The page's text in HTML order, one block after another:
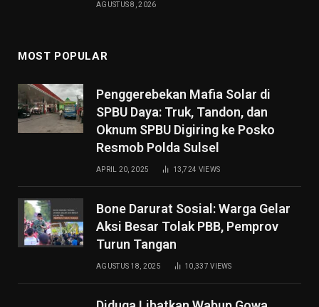
AGUSTUS 8, 2026
MOST POPULAR
Penggerebekan Mafia Solar di
SPBU Daya: Truk, Tandon, dan
Oknum SPBU Digiring ke Posko
Resmob Polda Sulsel
APRIL 20, 2025 13,724 VIEWS
Bone Darurat Sosial: Warga Gelar
Aksi Besar Tolak PBB, Pemprov
Turun Tangan
AGUSTUS 18, 2025 10,337VIEWS